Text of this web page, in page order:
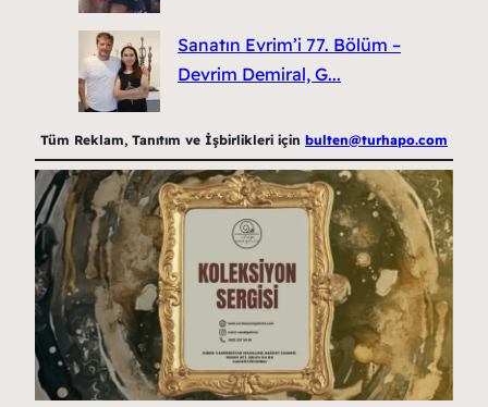
Sanatın Evrim’i 77. Bölüm –
Devrim Demiral, G...
Tüm Reklam, Tanıtım ve İşbirlikleri için bulten@turhapo.com